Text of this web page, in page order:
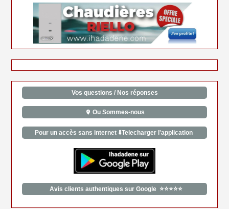
Vos questions / Nos réponses
Ou Sommes-nous
Pour un accès sans internet ⬇️Telecharger l'application
Avis clients authentiques sur Google ⭐⭐⭐⭐⭐